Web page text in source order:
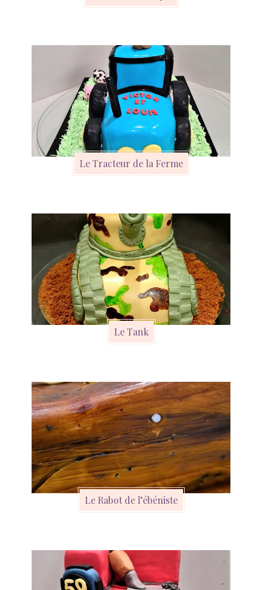
Le Tracteur de la Ferme
Le Tank
Le Rabot de l’ébéniste